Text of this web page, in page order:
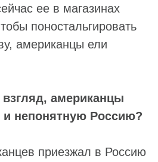
ее в магазинах
поностальгировать
американцы ели
американцы
непонятную Россию?
приезжал в Россию